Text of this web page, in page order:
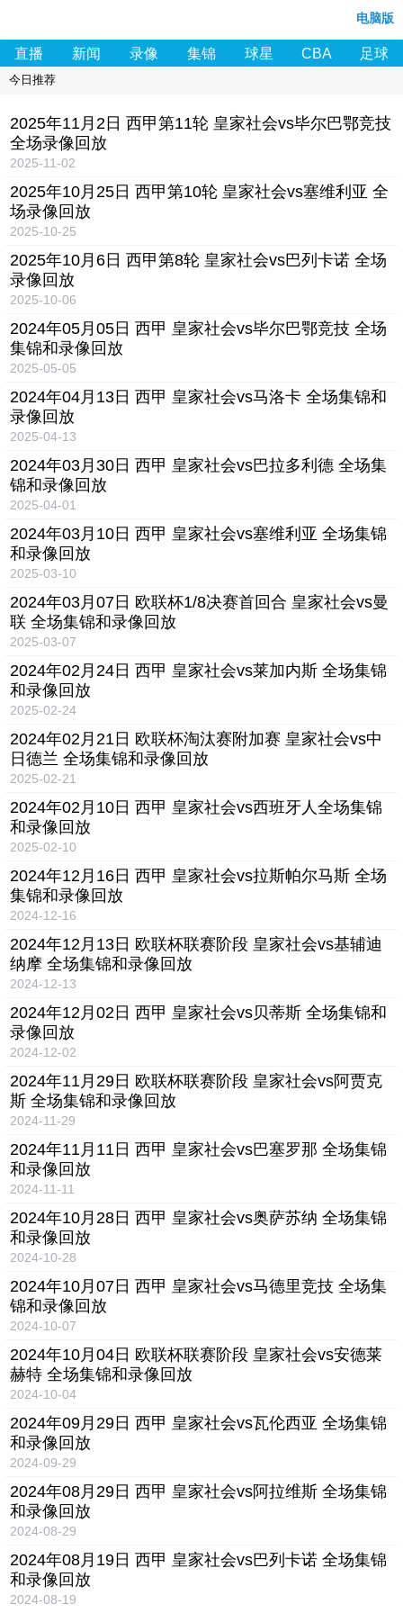
电脑版
直播 新闻 录像 集锦 球星 CBA 足球
今日推荐
2025年11月2日 西甲第11轮 皇家社会vs毕尔巴鄂竞技
全场录像回放
2025-11-02
2025年10月25日 西甲第10轮 皇家社会vs塞维利亚 全
场录像回放
2025-10-25
2025年10月6日 西甲第8轮 皇家社会vs巴列卡诺 全场
录像回放
2025-10-06
2024年05月05日 西甲 皇家社会vs毕尔巴鄂竞技 全场
集锦和录像回放
2025-05-05
2024年04月13日 西甲 皇家社会vs马洛卡 全场集锦和
录像回放
2025-04-13
2024年03月30日 西甲 皇家社会vs巴拉多利德 全场集
锦和录像回放
2025-04-01
2024年03月10日 西甲 皇家社会vs塞维利亚 全场集锦
和录像回放
2025-03-10
2024年03月07日 欧联杯1/8决赛首回合 皇家社会vs曼
联 全场集锦和录像回放
2025-03-07
2024年02月24日 西甲 皇家社会vs莱加内斯 全场集锦
和录像回放
2025-02-24
2024年02月21日 欧联杯淘汰赛附加赛 皇家社会vs中
日德兰 全场集锦和录像回放
2025-02-21
2024年02月10日 西甲 皇家社会vs西班牙人全场集锦
和录像回放
2025-02-10
2024年12月16日 西甲 皇家社会vs拉斯帕尔马斯 全场
集锦和录像回放
2024-12-16
2024年12月13日 欧联杯联赛阶段 皇家社会vs基辅迪
纳摩 全场集锦和录像回放
2024-12-13
2024年12月02日 西甲 皇家社会vs贝蒂斯 全场集锦和
录像回放
2024-12-02
2024年11月29日 欧联杯联赛阶段 皇家社会vs阿贾克
斯 全场集锦和录像回放
2024-11-29
2024年11月11日 西甲 皇家社会vs巴塞罗那 全场集锦
和录像回放
2024-11-11
2024年10月28日 西甲 皇家社会vs奥萨苏纳 全场集锦
和录像回放
2024-10-28
2024年10月07日 西甲 皇家社会vs马德里竞技 全场集
锦和录像回放
2024-10-07
2024年10月04日 欧联杯联赛阶段 皇家社会vs安德莱
赫特 全场集锦和录像回放
2024-10-04
2024年09月29日 西甲 皇家社会vs瓦伦西亚 全场集锦
和录像回放
2024-09-29
2024年08月29日 西甲 皇家社会vs阿拉维斯 全场集锦
和录像回放
2024-08-29
2024年08月19日 西甲 皇家社会vs巴列卡诺 全场集锦
和录像回放
2024-08-19